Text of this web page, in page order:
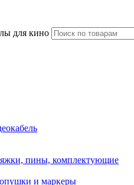
для кино
пины, комплектующие
и маркеры